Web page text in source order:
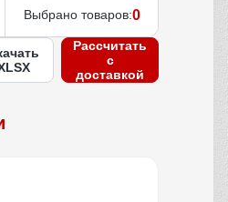
Выбрано товаров:0
Рассчитать
с
доставкой